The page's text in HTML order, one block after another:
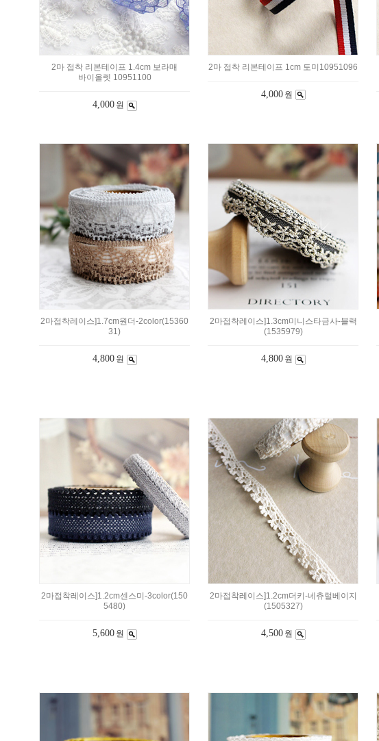
2마 접착 리본테이프 1.4cm 보라매
바이올렛 10951100
4,000 원
2마 접착 리본테이프 1cm 토미10951096
4,000 원
2마접착레이스]1.7cm원더-2color(15360
31)
4,800 원
2마접착레이스]1.3cm미니스타금사-블랙
(1535979)
4,800 원
2마접착레이스]1.2cm센스미-3color(150
5480)
5,600 원
2마접착레이스]1.2cm더키-네츄럴베이지
(1505327)
4,500 원